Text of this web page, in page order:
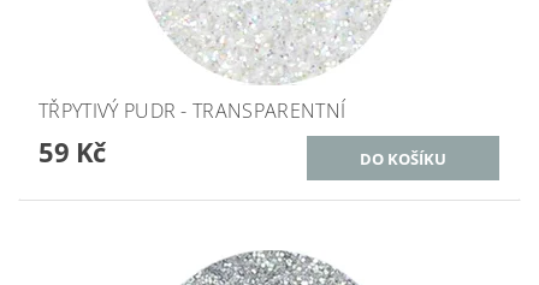
TŘPYTIVÝ PUDR - TRANSPARENTNÍ
59 Kč